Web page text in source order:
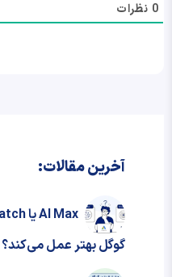
0نظرات
آخرین مقالات:
گوگل بهتر عمل می‌کند؟